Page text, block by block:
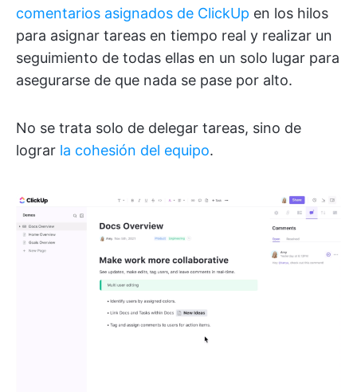
comentarios asignados de ClickUp en los hilos
para asignar tareas en tiempo real y realizar un
seguimiento de todas ellas en un solo lugar para
asegurarse de que nada se pase por alto.
No se trata solo de delegar tareas, sino de
lograr la cohesión del equipo.